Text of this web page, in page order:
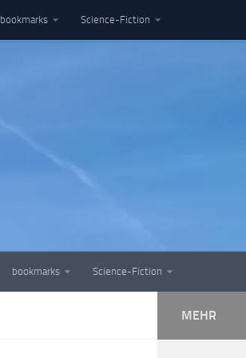
bookmarks Science-Fiction
bookmarks Science-Fiction
MEHR